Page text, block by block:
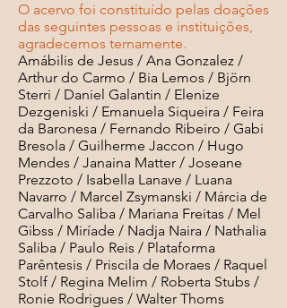
O acervo foi constituído pelas doações
das seguintes pessoas e instituições,
agradecemos ternamente.
​Amábilis de Jesus / Ana Gonzalez /
Arthur do Carmo / Bia Lemos / Björn
Sterri / Daniel Galantin / Elenize
Dezgeniski / Emanuela Siqueira / Feira
da Baronesa / Fernando Ribeiro / Gabi
Bresola / Guilherme Jaccon / Hugo
Mendes / Janaina Matter / Joseane
Prezzoto / Isabella Lanave / Luana
Navarro / Marcel Zsymanski / Márcia de
Carvalho Saliba / Mariana Freitas / Mel
Gibss / Miríade / Nadja Naira / Nathalia
Saliba / Paulo Reis / Plataforma
Parêntesis / Priscila de Moraes / Raquel
Stolf / Regina Melim / Roberta Stubs /
Ronie Rodrigues / Walter Thoms